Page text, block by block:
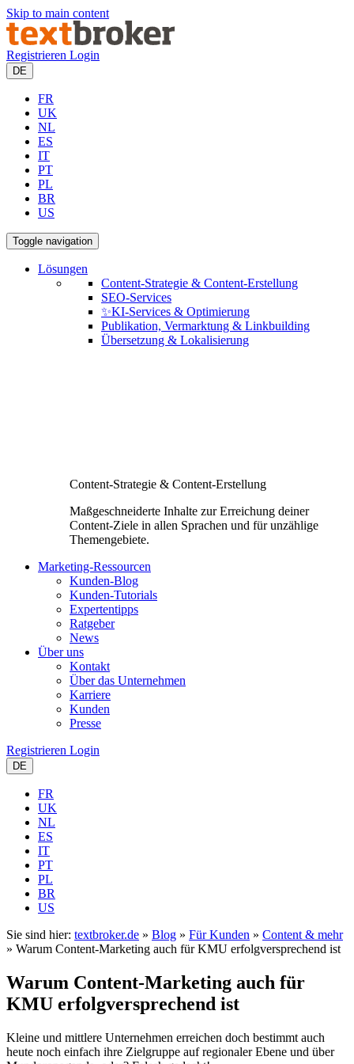
Skip to main content
Registrieren Login
DE
FR
UK
NL
ES
IT
PT
PL
BR
US
Toggle navigation
Lösungen
Content-Strategie & Content-Erstellung
SEO-Services
✨KI-Services & Optimierung
Publikation, Vermarktung & Linkbuilding
Übersetzung & Lokalisierung
Content-Strategie & Content-Erstellung
Maßgeschneiderte Inhalte zur Erreichung deiner
Content-Ziele in allen Sprachen und für unzählige
Themengebiete.
Marketing-Ressourcen
Kunden-Blog
Kunden-Tutorials
Expertentipps
Ratgeber
News
Über uns
Kontakt
Über das Unternehmen
Karriere
Kunden
Presse
Registrieren Login
DE
FR
UK
NL
ES
IT
PT
PL
BR
US
Sie sind hier: textbroker.de » Blog » Für Kunden » Content & mehr
» Warum Content-Marketing auch für KMU erfolgversprechend ist
Warum Content-Marketing auch für
KMU erfolgversprechend ist
Kleine und mittlere Unternehmen erreichen doch bestimmt auch
heute noch einfach ihre Zielgruppe auf regionaler Ebene und über